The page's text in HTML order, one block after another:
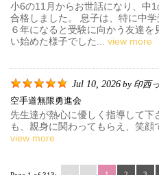
小6の11月からお世話になり、中
合格しました。 息子は、特に中学
６年になると受験に向かう友達
い始めた様子でした... view more
Jul 10, 2026 by 印西
空手道無限勇進会
先生達が熱心に優しく指導して
も、親身に関わってもらえ、笑顔
view more